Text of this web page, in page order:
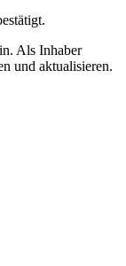
Als Inhaber
und aktualisieren.